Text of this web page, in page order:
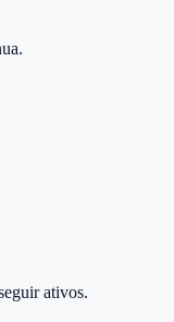
ativos.